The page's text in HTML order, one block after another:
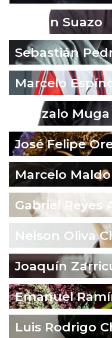
Fabián Suazo
Sebastián
Marcelo
Gonzalo
José Felipe
Marcelo
Gabriel Reyes
Nelson Oliva
Joaquín
Emanuel
Luis Rodrigo